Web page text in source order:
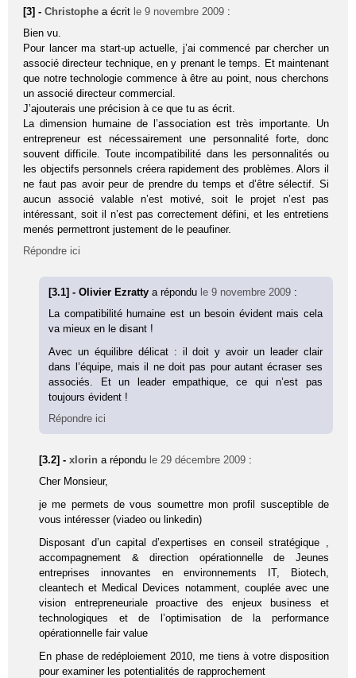
[3] -Christophe a écrit le 9 novembre 2009 :
Bien vu.
Pour lancer ma start-up actuelle, j’ai commencé par chercher un
associé directeur technique, en y prenant le temps. Et maintenant
que notre technologie commence à être au point, nous cherchons
un associé directeur commercial.
J’ajouterais une précision à ce que tu as écrit.
La dimension humaine de l’association est très importante. Un
entrepreneur est nécessairement une personnalité forte, donc
souvent difficile. Toute incompatibilité dans les personnalités ou
les objectifs personnels créera rapidement des problèmes. Alors il
ne faut pas avoir peur de prendre du temps et d’être sélectif. Si
aucun associé valable n’est motivé, soit le projet n’est pas
intéressant, soit il n’est pas correctement défini, et les entretiens
menés permettront justement de le peaufiner.
Répondre ici
[3.1] - Olivier Ezrattya répondu le 9 novembre 2009 :
La compatibilité humaine est un besoin évident mais cela
va mieux en le disant !
Avec un équilibre délicat : il doit y avoir un leader clair
dans l’équipe, mais il ne doit pas pour autant écraser ses
associés. Et un leader empathique, ce qui n’est pas
toujours évident !
Répondre ici
[3.2] -xlorin a répondu le 29 décembre 2009 :
Cher Monsieur,
je me permets de vous soumettre mon profil susceptible de
vous intéresser (viadeo ou linkedin)
Disposant d’un capital d’expertises en conseil stratégique ,
accompagnement & direction opérationnelle de Jeunes
entreprises innovantes en environnements IT, Biotech,
cleantech et Medical Devices notamment, couplée avec une
vision entrepreneuriale proactive des enjeux business et
technologiques et de l’optimisation de la performance
opérationnelle fair value
En phase de redéploiement 2010, me tiens à votre disposition
pour examiner les potentialités de rapprochement